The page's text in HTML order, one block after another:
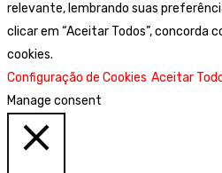
relevante, lembrando suas
clicar em “Aceitar Todos”, concorda
cookies.
Configuração de Cookies Aceitar
Manage consent